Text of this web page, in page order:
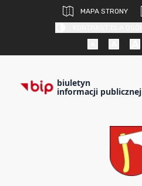
MAPA STRONY
biuletyn
informacji publicznej